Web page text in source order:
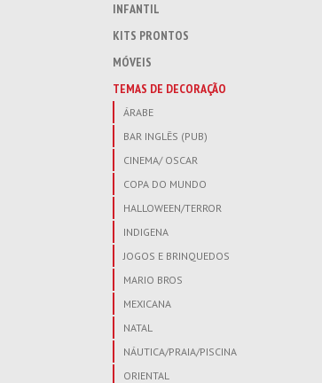
INFANTIL
KITS PRONTOS
MÓVEIS
TEMAS DE DECORAÇÃO
ÁRABE
BAR INGLÊS (PUB)
CINEMA/ OSCAR
COPA DO MUNDO
HALLOWEEN/TERROR
INDIGENA
JOGOS E BRINQUEDOS
MARIO BROS
MEXICANA
NATAL
NÁUTICA/PRAIA/PISCINA
ORIENTAL